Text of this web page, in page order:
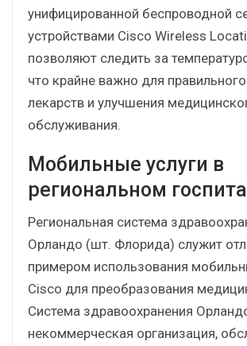
унифицированной беспроводной
устройствами Cisco Wireless
позволяют следить за
что крайне важно для
лекарств и улучшения
обслуживания.
Мобильные услуги в
региональном
Региональная система
Орландо (шт. Флорида) служит
примером использования
Cisco для преобразования
Система здравоохранения
некоммерческая организация,